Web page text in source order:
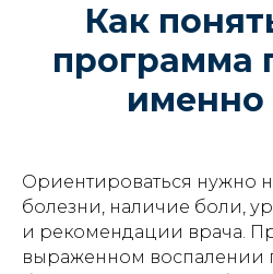
Как
программа
именно
Ориентироваться нужно
болезни, наличие боли,
и рекомендации врача.
выраженном воспалении